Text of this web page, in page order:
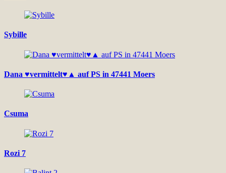
Sybille
Dana ♥vermittelt♥▲ auf PS in 47441 Moers
Csuma
Rozi 7